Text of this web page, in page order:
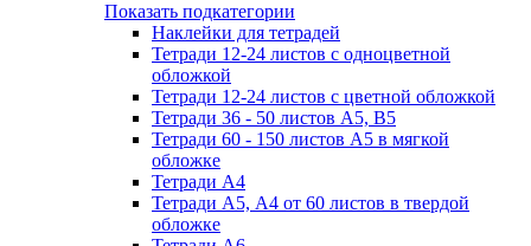
Показать подкатегории
Наклейки для тетрадей
Тетради 12-24 листов с одноцветной
обложкой
Тетради 12-24 листов с цветной обложкой
Тетради 36 - 50 листов A5, B5
Тетради 60 - 150 листов А5 в мягкой
обложке
Тетради А4
Тетради А5, А4 от 60 листов в твердой
обложке